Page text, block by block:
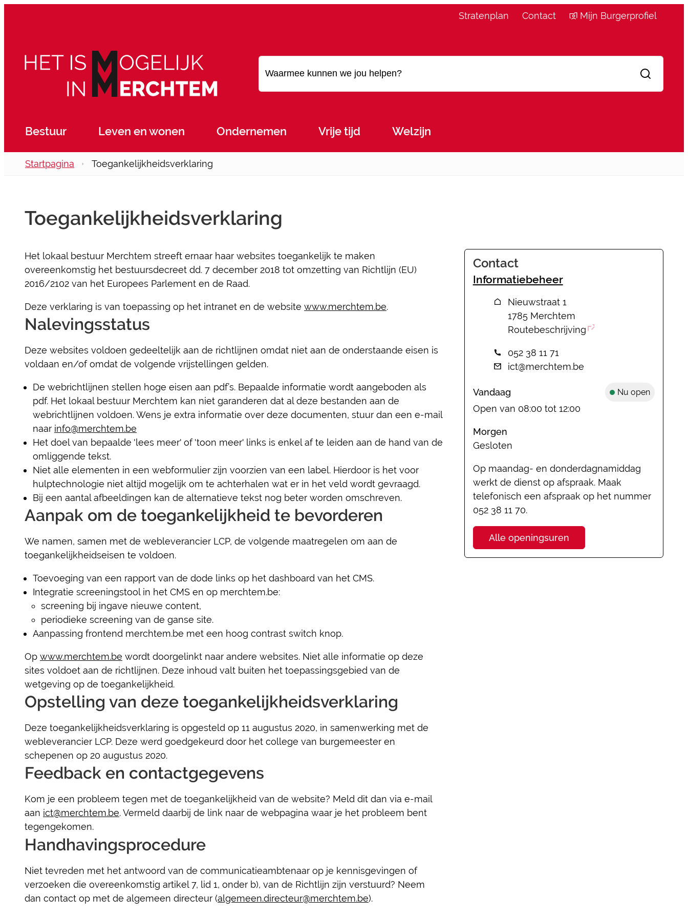
Stratenplan Contact Mijn Burgerprofiel
Merchtem Waarmee kunnen we jou helpen?
Zoeken
Bestuur Leven en wonen Ondernemen Vrije tijd Welzijn
Startpagina Toegankelijkheidsverklaring
Toegankelijkheidsverklaring
Het lokaal bestuur Merchtem streeft ernaar haar websites toegankelijk te maken
overeenkomstig het bestuursdecreet dd. 7 december 2018 tot omzetting van Richtlijn (EU)
2016/2102 van het Europees Parlement en de Raad.
Deze verklaring is van toepassing op het intranet en de website www.merchtem.be.
Nalevingsstatus
Deze websites voldoen gedeeltelijk aan de richtlijnen omdat niet aan de onderstaande eisen is
voldaan en/of omdat de volgende vrijstellingen gelden.
De webrichtlijnen stellen hoge eisen aan pdf’s. Bepaalde informatie wordt aangeboden als
pdf. Het lokaal bestuur Merchtem kan niet garanderen dat al deze bestanden aan de
webrichtlijnen voldoen. Wens je extra informatie over deze documenten, stuur dan een e-mail
naar info@merchtem.be
Het doel van bepaalde 'lees meer' of 'toon meer' links is enkel af te leiden aan de hand van de
omliggende tekst.
Niet alle elementen in een webformulier zijn voorzien van een label. Hierdoor is het voor
hulptechnologie niet altijd mogelijk om te achterhalen wat er in het veld wordt gevraagd.
Bij een aantal afbeeldingen kan de alternatieve tekst nog beter worden omschreven.
Aanpak om de toegankelijkheid te bevorderen
We namen, samen met de webleverancier LCP, de volgende maatregelen om aan de
toegankelijkheidseisen te voldoen.
Toevoeging van een rapport van de dode links op het dashboard van het CMS.
Integratie screeningstool in het CMS en op merchtem.be:
screening bij ingave nieuwe content,
periodieke screening van de ganse site.
Aanpassing frontend merchtem.be met een hoog contrast switch knop.
Op www.merchtem.be wordt doorgelinkt naar andere websites. Niet alle informatie op deze
sites voldoet aan de richtlijnen. Deze inhoud valt buiten het toepassingsgebied van de
wetgeving op de toegankelijkheid.
Opstelling van deze toegankelijkheidsverklaring
Deze toegankelijkheidsverklaring is opgesteld op 11 augustus 2020, in samenwerking met de
webleverancier LCP. Deze werd goedgekeurd door het college van burgemeester en
schepenen op 20 augustus 2020.
Feedback en contactgegevens
Kom je een probleem tegen met de toegankelijkheid van de website? Meld dit dan via e-mail
aan ict@merchtem.be. Vermeld daarbij de link naar de webpagina waar je het probleem bent
tegengekomen.
Handhavingsprocedure
Niet tevreden met het antwoord van de communicatieambtenaar op je kennisgevingen of
verzoeken die overeenkomstig artikel 7, lid 1, onder b), van de Richtlijn zijn verstuurd? Neem
dan contact op met de algemeen directeur (algemeen.directeur@merchtem.be).
Contact
Informatiebeheer
Adres
Nieuwstraat 1
,1785 Merchtem
Routebeschrijving
052 38 11 71
E-mail
ict@merchtem.be
Vandaag Nu open
Open van 08:00 tot 12:00
Morgen
Gesloten
Op maandag- en donderdagnamiddag
werkt de dienst op afspraak. Maak
telefonisch een afspraak op het nummer
052 38 11 70.
Alle openingsurenInformatiebeheer